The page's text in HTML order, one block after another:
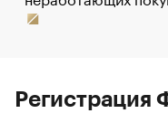
Регистрация